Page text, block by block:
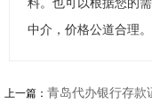
中介，价格公道合理。
上一篇： 青岛代办银行存款